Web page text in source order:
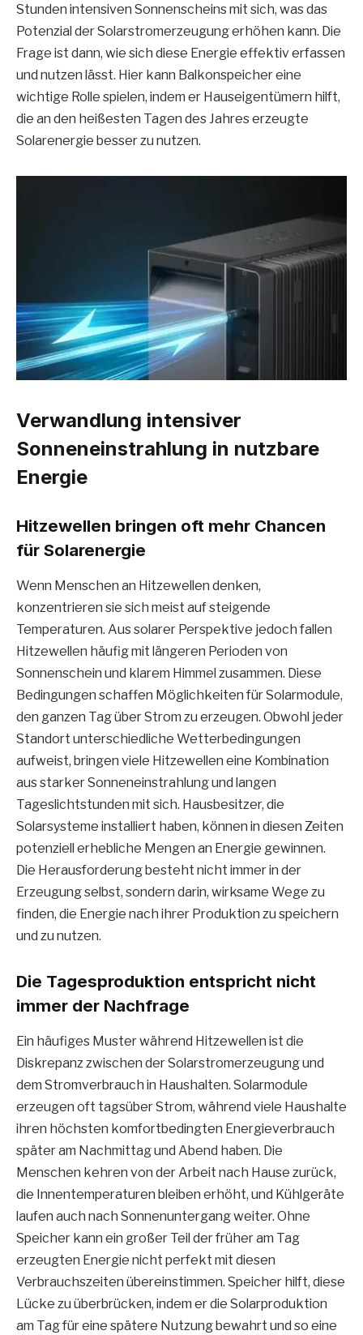
Stunden intensiven Sonnenscheins mit sich, was das
Potenzial der Solarstromerzeugung erhöhen kann. Die
Frage ist dann, wie sich diese Energie effektiv erfassen
und nutzen lässt. Hier kann Balkonspeicher eine
wichtige Rolle spielen, indem er Hauseigentümern hilft,
die an den heißesten Tagen des Jahres erzeugte
Solarenergie besser zu nutzen.
Verwandlung intensiver
Sonneneinstrahlung in nutzbare
Energie
Hitzewellen bringen oft mehr Chancen
für Solarenergie
Wenn Menschen an Hitzewellen denken,
konzentrieren sie sich meist auf steigende
Temperaturen. Aus solarer Perspektive jedoch fallen
Hitzewellen häufig mit längeren Perioden von
Sonnenschein und klarem Himmel zusammen. Diese
Bedingungen schaffen Möglichkeiten für Solarmodule,
den ganzen Tag über Strom zu erzeugen. Obwohl jeder
Standort unterschiedliche Wetterbedingungen
aufweist, bringen viele Hitzewellen eine Kombination
aus starker Sonneneinstrahlung und langen
Tageslichtstunden mit sich. Hausbesitzer, die
Solarsysteme installiert haben, können in diesen Zeiten
potenziell erhebliche Mengen an Energie gewinnen.
Die Herausforderung besteht nicht immer in der
Erzeugung selbst, sondern darin, wirksame Wege zu
finden, die Energie nach ihrer Produktion zu speichern
und zu nutzen.
Die Tagesproduktion entspricht nicht
immer der Nachfrage
Ein häufiges Muster während Hitzewellen ist die
Diskrepanz zwischen der Solarstromerzeugung und
dem Stromverbrauch in Haushalten. Solarmodule
erzeugen oft tagsüber Strom, während viele Haushalte
ihren höchsten komfortbedingten Energieverbrauch
später am Nachmittag und Abend haben. Die
Menschen kehren von der Arbeit nach Hause zurück,
die Innentemperaturen bleiben erhöht, und Kühlgeräte
laufen auch nach Sonnenuntergang weiter. Ohne
Speicher kann ein großer Teil der früher am Tag
erzeugten Energie nicht perfekt mit diesen
Verbrauchszeiten übereinstimmen. Speicher hilft, diese
Lücke zu überbrücken, indem er die Solarproduktion
am Tag für eine spätere Nutzung bewahrt und so eine